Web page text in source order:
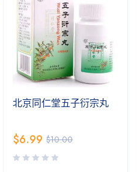
北京同仁堂五子衍宗丸
$10.00
$6.99